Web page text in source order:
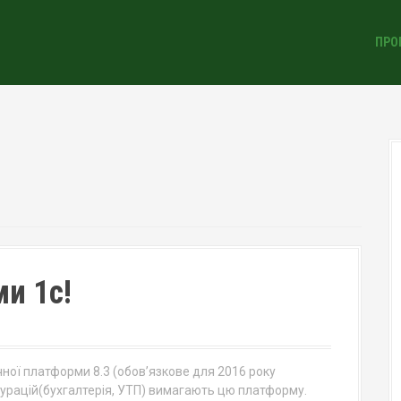
1с!
платформи 8.3 (обов’язкове для 2016 року
УТП) вимагають цю платформу.